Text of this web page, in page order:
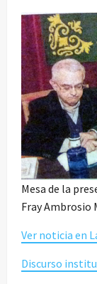
Mesa de la
Fray Ambrosio
Ver noticia en
Discurso